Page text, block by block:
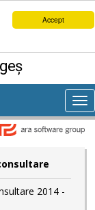
Accept
2014 -